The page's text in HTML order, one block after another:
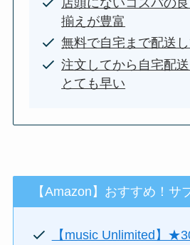
揃えが豊富
無料で自宅まで配送
注文してから自宅配
とても早い
【Amazon】おすすめ！サ
【music Unlimited】